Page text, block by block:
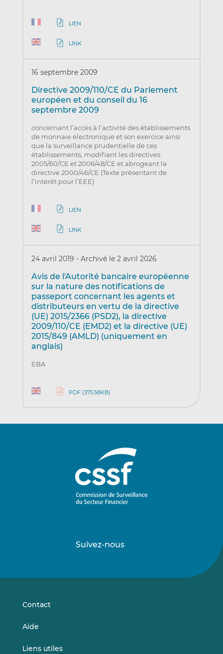
LIEN
LINK
16 septembre 2009
Directive 2009/110/CE du Parlement
européen et du conseil du 16
septembre 2009
concernant l’accès à l’activité des établissements
de monnaie électronique et son exercice ainsi
que la surveillance prudentielle de ces
établissements, modifiant les directives
2005/60/CE et 2006/48/CE et abrogeant la
directive 2000/46/CE (Texte présentant de
l’intérêt pour l’EEE)
LIEN
LINK
24 avril 2019 - Archivé le 2 avril 2026
Avis de l'Autorité bancaire européenne
sur la nature des notifications de
passeport concernant les agents et
distributeurs en vertu de la directive
(UE) 2015/2366 (PSD2), la directive
2009/110/CE (EMD2) et la directive (UE)
2015/849 (AMLD) (uniquement en
anglais)
EBA
PDF (375.58KB)
Suivez-nous
sursur
Contact
Aide
Liens utiles